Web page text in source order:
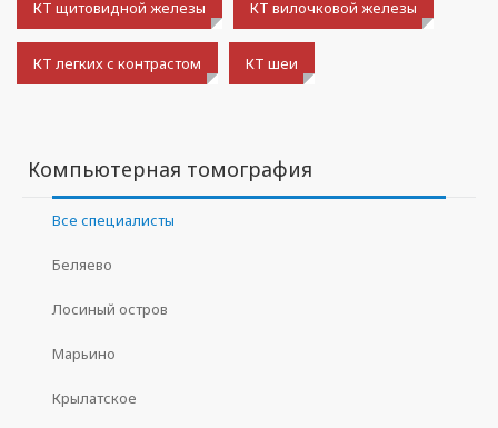
КТ щитовидной железы КТ вилочковой железы
КТ легких с контрастом КТ шеи
Компьютерная томография
Все специалисты
Беляево
Лосиный остров
Марьино
Крылатское